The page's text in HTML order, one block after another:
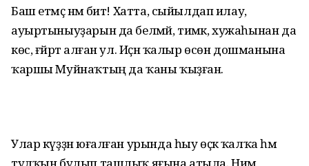
Баш етмәҫ нәмә бит! Хатта, сыйылдап илау,
ауыртыныуҙарын да белмәй, тимәк, хужаһынан да
көс, ғәйрәт алған ул. Иҫән ҡалыр өсөн дошманына
ҡаршы Муйнаҡтың да ҡаны ҡыҙған.
Улар күҙҙән юғалған урында һыу өҫкә ҡалҡа һәм